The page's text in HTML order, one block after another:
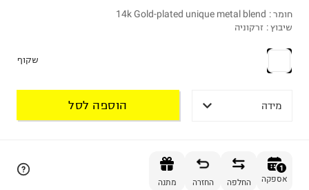
חומר : 14k Gold-plated unique metal blend
שיבוץ : זרקוניה
שקוף
מידה הוספה לסל
1
אספקה החלפה החזרה מתנה